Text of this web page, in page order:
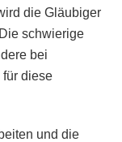
die Gläubiger
schwierige
bei
diese
und die